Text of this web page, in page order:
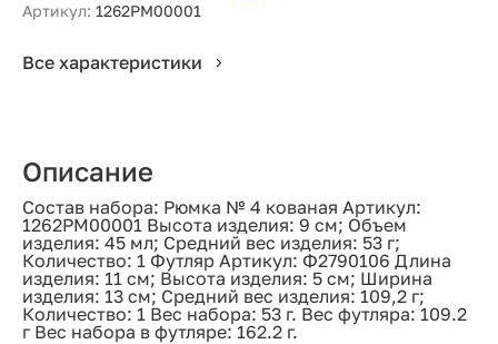
Артикул: 1262РМ00001
Все характеристики
Описание
Состав набора: Рюмка № 4 кованая Артикул:
1262РМ00001 Высота изделия: 9 см; Объем
изделия: 45 мл; Средний вес изделия: 53 г;
Количество: 1 Футляр Артикул: Ф2790106 Длина
изделия: 11 см; Высота изделия: 5 см; Ширина
изделия: 13 см; Средний вес изделия: 109,2 г;
Количество: 1 Вес набора: 53 г. Вес футляра: 109.2
г Вес набора в футляре: 162.2 г.